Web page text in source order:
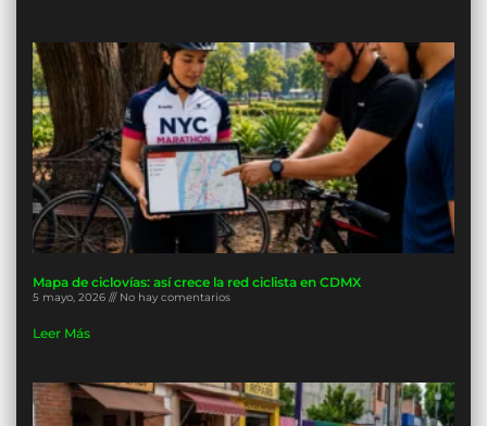
Mapa de ciclovías: así crece la red ciclista en CDMX
5 mayo, 2026 No hay comentarios
Leer Más